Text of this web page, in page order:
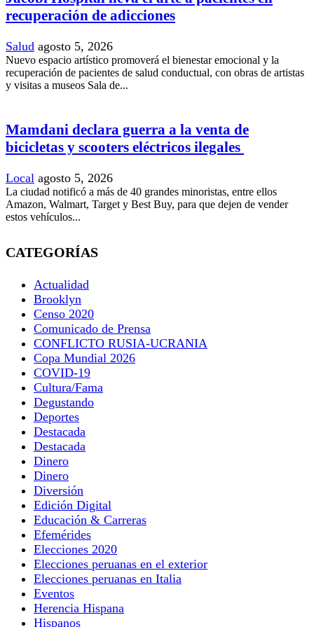
recuperación de adicciones
Salud agosto 5, 2026
Nuevo espacio artístico promoverá el bienestar emocional y la
recuperación de pacientes de salud conductual, con obras de artistas
y visitas a museos Sala de...
Mamdani declara guerra a la venta de
bicicletas y scooters eléctricos ilegales
Local agosto 5, 2026
La ciudad notificó a más de 40 grandes minoristas, entre ellos
Amazon, Walmart, Target y Best Buy, para que dejen de vender
estos vehículos...
CATEGORÍAS
Actualidad
Brooklyn
Censo 2020
Comunicado de Prensa
CONFLICTO RUSIA-UCRANIA
Copa Mundial 2026
COVID-19
Cultura/Fama
Degustando
Deportes
Destacada
Destacada
Dinero
Dinero
Diversión
Edición Digital
Educación & Carreras
Efemérides
Elecciones 2020
Elecciones peruanas en el exterior
Elecciones peruanas en Italia
Eventos
Herencia Hispana
Hispanos